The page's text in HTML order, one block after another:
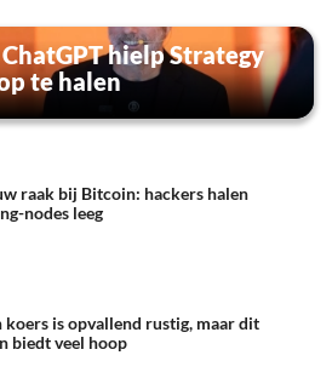
hielp Strategy
te halen
raak bij Bitcoin: hackers halen
nodes leeg
koers is opvallend rustig, maar dit
biedt veel hoop